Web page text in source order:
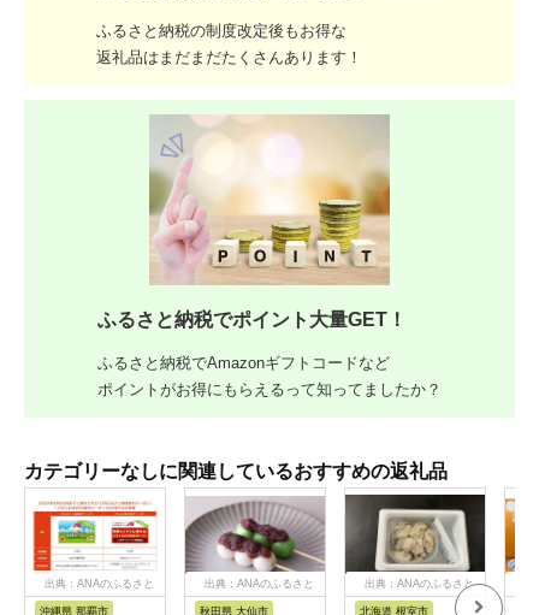
ふるさと納税の制度改定後もお得な
返礼品はまだまだたくさんあります！
ふるさと納税でポイント大量GET！
ふるさと納税でAmazonギフトコードなど
ポイントがお得にもらえるって知ってましたか？
カテゴリーなしに関連しているおすすめの返礼品
出典：ANAのふるさと
沖縄県 那覇市
出典：ANAのふるさと
秋田県 大仙市
出典：ANAのふるさと
納税
北海道 根室市